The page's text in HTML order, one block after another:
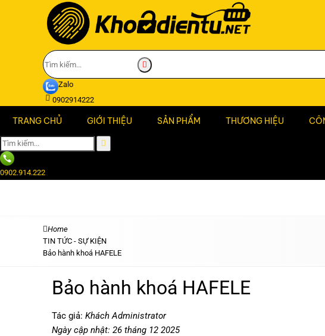
Zalo
0902914222
TRANG CHỦ GIỚI THIỆU SẢN PHẨM THƯƠNG HIỆU
0902.914.222
Home
TIN TỨC - SỰ KIỆN
Bảo hành khoá HAFELE
Bảo hành khoá HAFELE
Tác giả: Khách Administrator
Ngày cập nhật: 26 tháng 12 2025